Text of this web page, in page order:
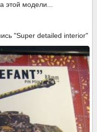
этой модели...
"Super detailed interior"